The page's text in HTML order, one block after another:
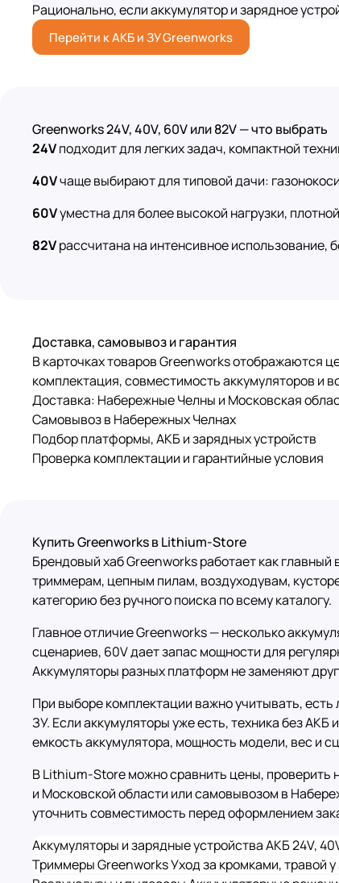
Рационально, если аккумулятор и зарядное
Перейти к АКБ и ЗУ Greenworks
Greenworks 24V, 40V, 60V или 82V — что выбрать
24Vподходит для легких задач, компактной
40Vчаще выбирают для типовой дачи:
60Vуместна для более высокой нагрузки,
82Vрассчитана на интенсивное
Доставка, самовывоз и гарантия
В карточках товаров Greenworks отображаются
комплектация, совместимость аккумуляторов и
Доставка: Набережные Челны и Московская
Самовывоз в Набережных Челнах
Подбор платформы, АКБ и зарядных устройств
Проверка комплектации и гарантийные условия
Купить Greenworks в Lithium-Store
Брендовый хаб Greenworks работает как
триммерам, цепным пилам, воздуходувам,
категорию без ручного поиска по всему каталогу.
Главное отличие Greenworks — несколько
сценариев, 60V дает запас мощности для
Аккумуляторы разных платформ не заменяют
При выборе комплектации важно учитывать,
ЗУ. Если аккумуляторы уже есть, техника без
емкость аккумулятора, мощность модели, вес и
В Lithium-Store можно сравнить цены, проверить
и Московской области или самовывозом в
уточнить совместимость перед оформлением
Аккумуляторы и зарядные устройстваАКБ 24V,
Триммеры GreenworksУход за кромками, травой